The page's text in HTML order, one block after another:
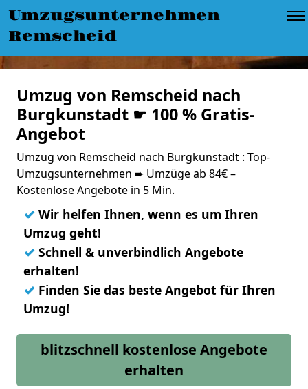
Umzugsunternehmen
Remscheid
Umzug von Remscheid nach
Burgkunstadt ☛ 100 % Gratis-
Angebot
Umzug von Remscheid nach Burgkunstadt : Top-
Umzugsunternehmen ➨ Umzüge ab 84€ –
Kostenlose Angebote in 5 Min.
✓ Wir helfen Ihnen, wenn es um Ihren
Umzug geht!
✓ Schnell & unverbindlich Angebote
erhalten!
✓ Finden Sie das beste Angebot für Ihren
Umzug!
blitzschnell kostenlose Angebote
erhalten